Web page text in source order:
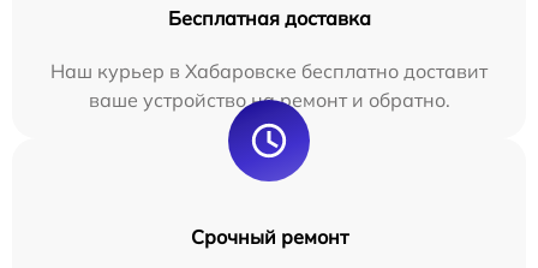
Бесплатная доставка
Наш курьер в Хабаровске бесплатно доставит
ваше устройство на ремонт и обратно.
Срочный ремонт